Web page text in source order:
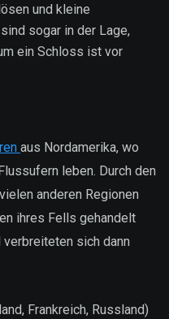
und kleine
sogar in der Lage,
ein Schloss ist vor
aus Nordamerika, wo
leben. Durch den
anderen Regionen
ihres Fells gehandelt
sich dann
Frankreich, Russland)